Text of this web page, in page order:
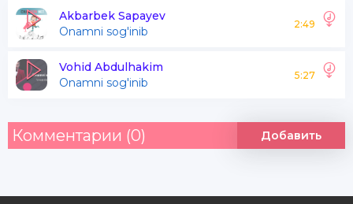
Qiyin bo'ldi sizsiz yashamoq
Onam o'rnin bosolmas hech kim
Hayron bo'lib qaraydi o'g'lim
Onamni sog'inib yig'lasam
Akbarbek Sapayev
Onamni sog'inib
2:49
Vohid Abdulhakim
Onamni sog'inib
5:27
Комментарии (0) Добавить